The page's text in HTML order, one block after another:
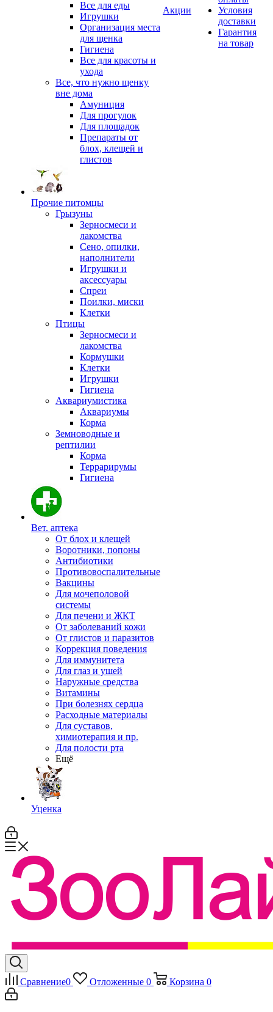
Все для еды
Игрушки
Организация места
для щенка
Гигиена
Все для красоты и
ухода
Все, что нужно щенку
вне дома
Амуниция
Для прогулок
Для площадок
Препараты от
блох, клещей и
глистов
Прочие питомцы
Грызуны
Зерносмеси и
лакомства
Сено, опилки,
наполнители
Игрушки и
аксессуары
Спреи
Поилки, миски
Клетки
Птицы
Зерносмеси и
лакомства
Кормушки
Клетки
Игрушки
Гигиена
Аквариумистика
Аквариумы
Корма
Земноводные и
рептилии
Корма
Террарирумы
Гигиена
Вет. аптека
От блох и клещей
Воротники, попоны
Антибиотики
Противовоспалительные
Вакцины
Для мочеполовой
системы
Для печени и ЖКТ
От заболеваний кожи
От глистов и паразитов
Коррекция поведения
Для иммунитета
Для глаз и ушей
Наружные средства
Витамины
При болезнях сердца
Расходные материалы
Для суставов,
химиотерапия и пр.
Для полости рта
Ещё
Уценка
Акции
Условия
доставки
Гарантия
на товар
Сравнение0 Отложенные 0 Корзина 0